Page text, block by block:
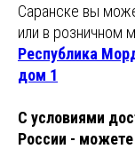
Саранске вы
или в розничном
Республика
дом 1
С условиями
России -